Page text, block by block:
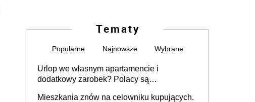
Tematy
Popularne Najnowsze Wybrane
Urlop we własnym apartamencie i
dodatkowy zarobek? Polacy są
Mieszkania znów na celowniku kupujących.